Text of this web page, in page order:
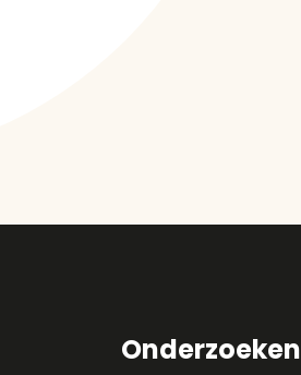
Onderzoeken